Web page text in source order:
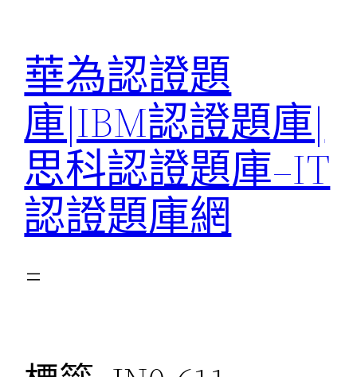
華為認證題
庫|IBM認證題庫|
思科認證題庫–IT
認證題庫網